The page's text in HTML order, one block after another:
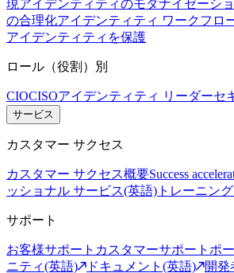
現アイデンティティのモダナイゼーシ
の合理化アイデンティティ ワークフロ
アイデンティティを保護
ロール（役割）別
CIOCISOアイデンティティ リーダーセ
サービス
カスタマー サクセス
カスタマー サクセス概要Success
ッショナル サービス(英語) トレーニン
サポート
お客様サポート カスタマーサポートポ
ニティ(英語)
ドキュメント(英語)
開発